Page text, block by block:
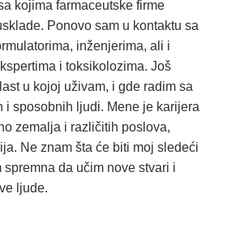
kojima farmaceutske firme
Ponovo sam u kontaktu sa
inženjerima, ali i
i toksikolozima. Još
u kojoj uživam, i gde radim sa
i sposobnih ljudi. Mene je karijera
zemalja i različitih poslova,
Ne znam šta će biti moj sledeći
spremna da učim nove stvari i
ljude.